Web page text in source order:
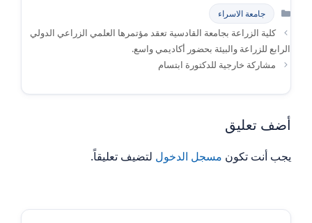
التصنيفات
جامعة الاسراء
كلية الزراعة بجامعة القادسية تعقد مؤتمرها العلمي الزراعي الدولي
الرابع للزراعة والبيئة بحضور أكاديمي واسع.
مشاركة خارجية للدكتورة ابتسام
أضف تعليق
يجب أنت تكون مسجل الدخول لتضيف تعليقاً.